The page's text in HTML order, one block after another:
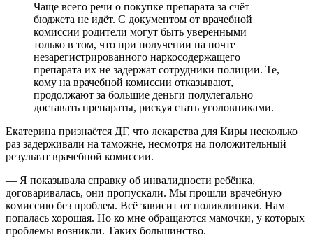
Чаще всего речи о покупке препарата за счёт
бюджета не идёт. С документом от врачебной
комиссии родители могут быть уверенными
только в том, что при получении на почте
незарегистрированного наркосодержащего
препарата их не задержат сотрудники полиции. Те,
кому на врачебной комиссии отказывают,
продолжают за большие деньги полулегально
доставать препараты, рискуя стать уголовниками.
Екатерина признаётся ДГ, что лекарства для Киры несколько
раз задерживали на таможне, несмотря на положительный
результат врачебной комиссии.
— Я показывала справку об инвалидности ребёнка,
договаривалась, они пропускали. Мы прошли врачебную
комиссию без проблем. Всё зависит от поликлиники. Нам
попалась хорошая. Но ко мне обращаются мамочки, у которых
проблемы возникли. Таких большинство.